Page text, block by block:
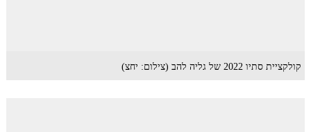
קולקציית סתיו 2022 של גליה להב (צילום: יחצ)